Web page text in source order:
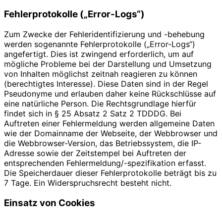
Fehlerprotokolle („Error-Logs“)
Zum Zwecke der Fehleridentifizierung und -behebung
werden sogenannte Fehlerprotokolle („Error-Logs“)
angefertigt. Dies ist zwingend erforderlich, um auf
mögliche Probleme bei der Darstellung und Umsetzung
von Inhalten möglichst zeitnah reagieren zu können
(berechtigtes Interesse). Diese Daten sind in der Regel
Pseudonyme und erlauben daher keine Rückschlüsse auf
eine natürliche Person. Die Rechtsgrundlage hierfür
findet sich in § 25 Absatz 2 Satz 2 TDDDG. Bei
Auftreten einer Fehlermeldung werden allgemeine Daten
wie der Domainname der Webseite, der Webbrowser und
die Webbrowser-Version, das Betriebssystem, die IP-
Adresse sowie der Zeitstempel bei Auftreten der
entsprechenden Fehlermeldung/-spezifikation erfasst.
Die Speicherdauer dieser Fehlerprotokolle beträgt bis zu
7 Tage. Ein Widerspruchsrecht besteht nicht.
Einsatz von Cookies